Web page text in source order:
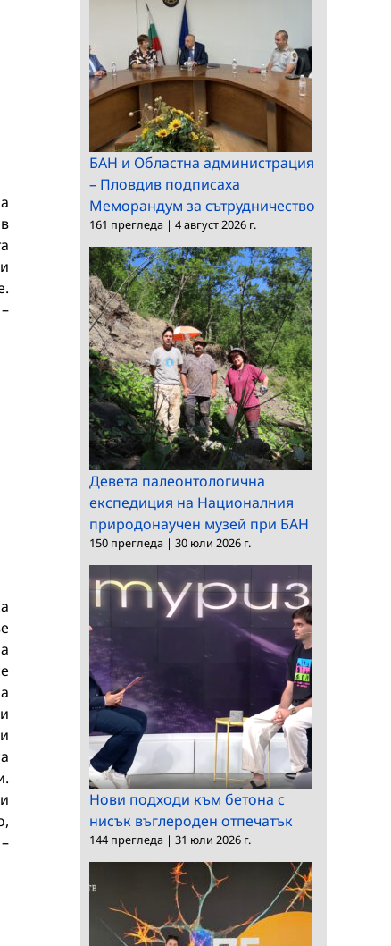
БАН и Областна администрация
– Пловдив подписаха
Меморандум за сътрудничество
161 прегледа | 4 август 2026 г.
Девета палеонтологична
експедиция на Националния
природонаучен музей при БАН
150 прегледа | 30 юли 2026 г.
Нови подходи към бетона с
нисък въглероден отпечатък
144 прегледа | 31 юли 2026 г.